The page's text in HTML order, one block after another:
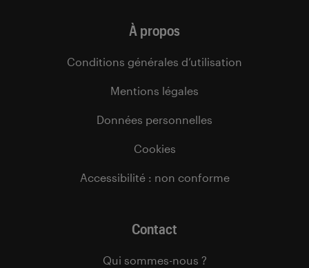
À propos
Conditions générales d’utilisation
Mentions légales
Données personnelles
Cookies
Accessibilité : non conforme
Contact
Qui sommes-nous ?